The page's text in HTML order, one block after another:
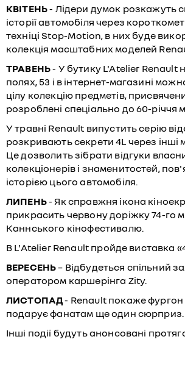
КВІТЕНЬ- Лідери думок розкажуть
історії автомобіля через
техніці Stop-Motion, в них буде
колекція масштабних моделей
ТРАВЕНЬ- У бутику L'Atelier Renault
полях, 53 і в інтернет-магазині
цілу колекцію предметів,
розроблені спеціально до 60-річчя
У травні Renault випустить серію
розкривають секрети 4L через інші
Це дозволить зібрати відгуки
колекціонерів і знаменитостей,
історією цього автомобіля.
ЛИПЕНЬ- Як справжня ікона
прикрасить червону доріжку 74-го
Каннського кінофестивалю.
В L'Atelier Renault пройде виставка
ВЕРЕСЕНЬ– Відбудеться спільний
оператором каршерінга Zity.
ЛИСТОПАД- Renault покаже фургон
подарує фанатам ще один сюрприз.
Інші події будуть анонсовані